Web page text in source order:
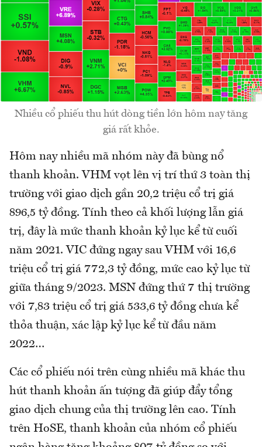
Nhiều cổ phiếu thu hút dòng tiền lớn hôm nay tăng
giá rất khỏe.
Hôm nay nhiều mã nhóm này đã bùng nổ
thanh khoản. VHM vọt lên vị trí thứ 3 toàn thị
trường với giao dịch gần 20,2 triệu cổ trị giá
896,5 tỷ đồng. Tính theo cả khối lượng lẫn giá
trị, đây là mức thanh khoản kỷ lục kể từ cuối
năm 2021. VIC đứng ngay sau VHM với 16,6
triệu cổ trị giá 772,3 tỷ đồng, mức cao kỷ lục từ
giữa tháng 9/2023. MSN đứng thứ 7 thị trường
với 7,83 triệu cổ trị giá 533,6 tỷ đồng chưa kể
thỏa thuận, xác lập kỷ lục kể từ đầu năm
2022…
Các cổ phiếu nói trên cùng nhiều mã khác thu
hút thanh khoản ấn tượng đã giúp đẩy tổng
giao dịch chung của thị trường lên cao. Tính
trên HoSE, thanh khoản của nhóm cổ phiếu